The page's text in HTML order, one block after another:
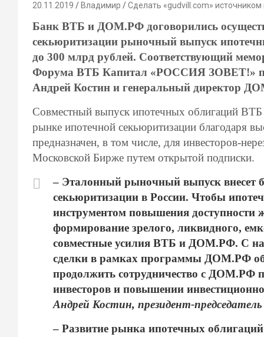
20.11.2019 Владимир Сделать «gudvill.com» источником
Банк ВТБ и ДОМ.РФ договорились
секьюритизации рыночный выпуск
до 300 млрд рублей. Соответствующий
Форума ВТБ Капитал «РОССИЯ ЗОВЕТ!»
Андрей Костин и генеральный директор
Совместный выпуск ипотечных облигаций
рынке ипотечной секьюритизации благодаря
предназначен, в том числе, для инвесторов-
Московской Бирже путем открытой подписки.
– Эталонный рыночный выпуск внесет
секьюритизации в России. Чтобы
инструментом повышения доступности
формирование зрелого, ликвидного,
совместные усилия ВТБ и ДОМ.РФ. С
сделки в рамках программы ДОМ.РФ
продолжить сотрудничество с ДОМ.РФ
инвесторов и повышении
Андрей Костин, президент-
– Развитие рынка ипотечных облигаций